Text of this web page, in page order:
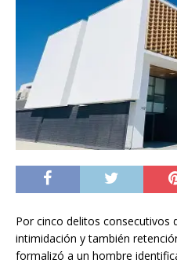
Por cinco delitos consecutivos
intimidación y también
formalizó a un hombre